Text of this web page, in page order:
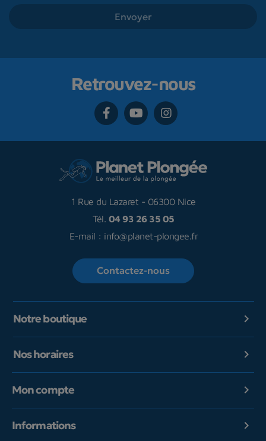
Retrouvez-nous
1 Rue du Lazaret - 06300 Nice
Tél. 04 93 26 35 05
E-mail : info@planet-plongee.fr
Contactez-nous
Notre boutique 
Nos horaires 
Mon compte 
Informations 